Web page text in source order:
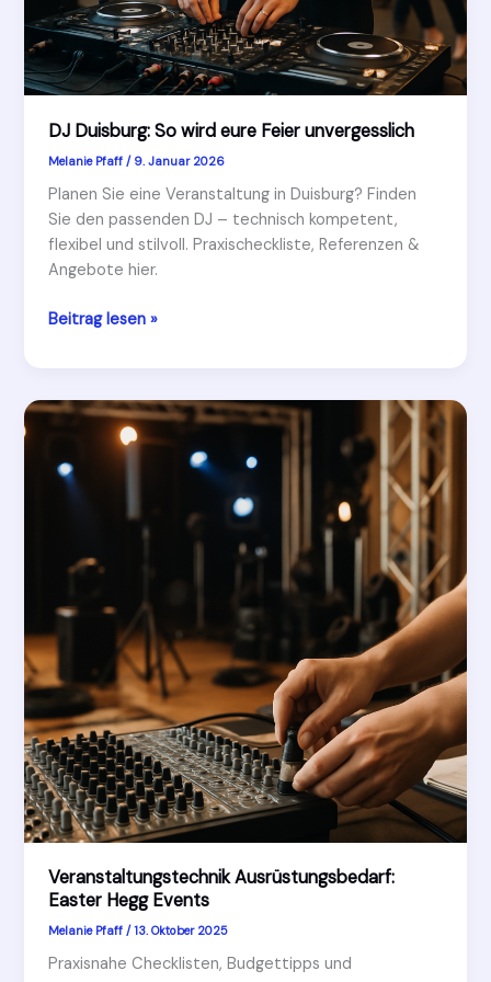
DJ Duisburg: So wird eure Feier unvergesslich
Melanie Pfaff/ 9. Januar 2026
Planen Sie eine Veranstaltung in Duisburg? Finden
Sie den passenden DJ – technisch kompetent,
flexibel und stilvoll. Praxischeckliste, Referenzen &
Angebote hier.
DJ
eure
unvergesslich
Beitrag lesen »
Veranstaltungstechnik Ausrüstungsbedarf:
Easter Hegg Events
Melanie Pfaff/13. Oktober 2025
Praxisnahe Checklisten, Budgettipps und